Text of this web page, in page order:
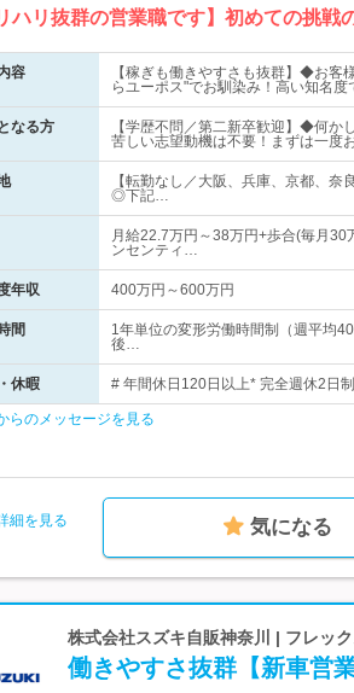
ハリ抜群の営業職です】初めての挑
容
【稼ぎも働きやすさも抜群】◆お
らユーポス"でお馴染み！高い知名度
なる方
【学歴不問／第二新卒歓迎】◆何
苦しい志望動機は不要！まずは一度
【転勤なし／大阪、兵庫、京都、
◎下記…
月給22.7万円～38万円+歩合(毎月
ンセンティ…
年収 400万円～600万円
間
1年単位の変形労働時間制（週平均
後…
休暇 # 年間休日120日以上* 完全週休2日
らのメッセージを見る
細を見る 気になる
株式会社スズキ自販神奈川 | フレッ
働きやすさ抜群【新車営